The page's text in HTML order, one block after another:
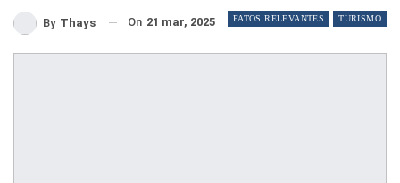
FATOS RELEVANTES TURISMO
By Thays On 21 mar, 2025